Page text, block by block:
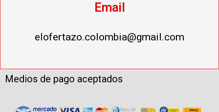
Email
elofertazo.colombia@gmail.com
Medios de pago aceptados